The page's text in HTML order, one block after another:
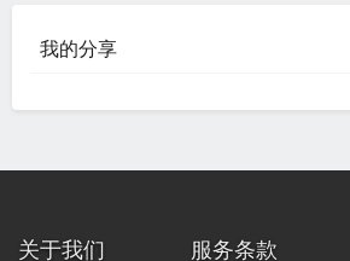
我的分享
关于我们 服务条款